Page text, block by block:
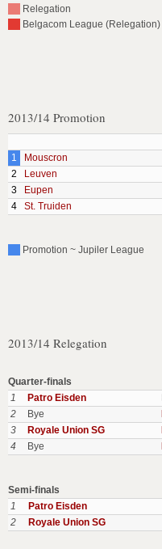
Relegation
Belgacom League (Relegation)
2013/14 Promotion
1
Mouscron
2
Leuven
3
Eupen
4
St. Truiden
Promotion ~ Jupiler League
2013/14 Relegation
Quarter-finals
1
Patro Eisden
2
Bye
3
Royale Union SG
4
Bye
Semi-finals
1
Patro Eisden
2
Royale Union SG